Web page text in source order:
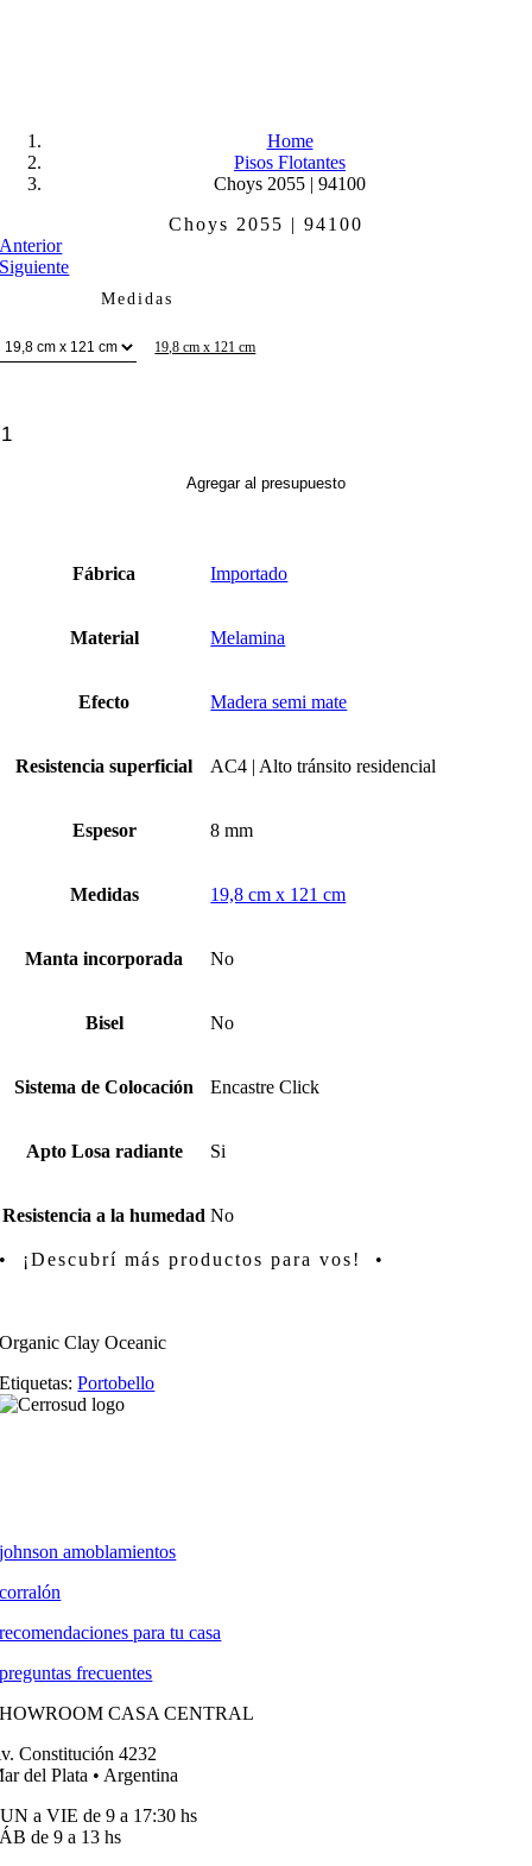
Home
Pisos Flotantes
Choys 2055 | 94100
Choys 2055 | 94100
Anterior
Siguiente
Medidas
19,8 cm x 121 cm
Agregar al presupuesto
Fábrica Importado
Material Melamina
Efecto Madera semi mate
Resistencia superficial AC4 | Alto tránsito residencial
Espesor 8 mm
Medidas 19,8 cm x 121 cm
Manta incorporada No
Bisel No
Sistema de Colocación Encastre Click
Apto Losa radiante Si
Resistencia a la humedad No
• ¡Descubrí más productos para vos! •
Organic Clay Oceanic
Etiquetas:Portobello
johnson amoblamientos
corralón
recomendaciones para tu casa
preguntas frecuentes
CASA CENTRAL
Constitución 4232
del Plata • Argentina
a VIE de 9 a 17:30 hs
de 9 a 13 hs